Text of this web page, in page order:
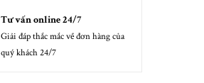
Tư vấn online 24/7
Giải đáp thắc mắc về đơn hàng của
quý khách 24/7